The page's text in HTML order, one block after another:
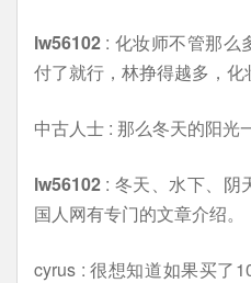
lw56102 : 化妆师不管那么
付了就行，林挣得越多，化
中古人士 : 那么冬天的阳光
lw56102 : 冬天、水下、阴
国人网有专门的文章介绍。
cyrus : 很想知道如果买了